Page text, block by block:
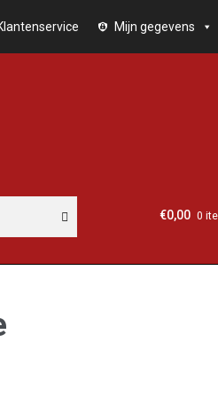
Mijn gegevens
€0,00 0